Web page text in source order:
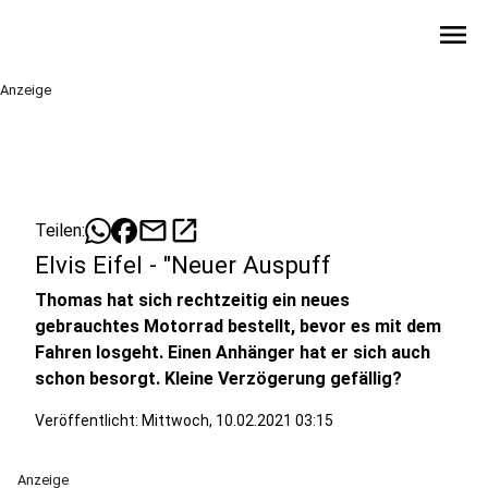
menu
Anzeige
Teilen: mailopen_in_new
Elvis Eifel - "Neuer Auspuff
Thomas hat sich rechtzeitig ein neues
gebrauchtes Motorrad bestellt, bevor es mit dem
Fahren losgeht. Einen Anhänger hat er sich auch
schon besorgt. Kleine Verzögerung gefällig?
Veröffentlicht: Mittwoch, 10.02.2021 03:15
Anzeige